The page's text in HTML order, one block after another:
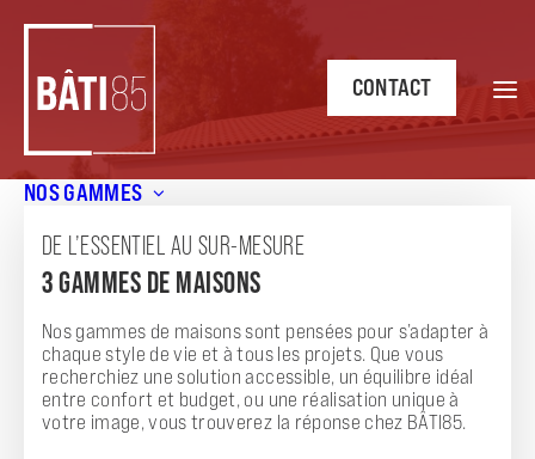
NOS GAMMES
DE L’ESSENTIEL AU SUR-MESURE
3 GAMMES DE MAISONS
Nos gammes de maisons sont pensées pour s’adapter à
chaque style de vie et à tous les projets. Que vous
recherchiez une solution accessible, un équilibre idéal
entre confort et budget, ou une réalisation unique à
votre image, vous trouverez la réponse chez BÂTI85.
CONTACT
(85440) : une vie conviviale au cœur de la Vendée
ANNONCE
PAVILLON FAMILIAL ZEN G 61M² - POIROUX
(85440) : UNE VIE CONVIVIALE AU CŒUR DE
LA VENDÉE